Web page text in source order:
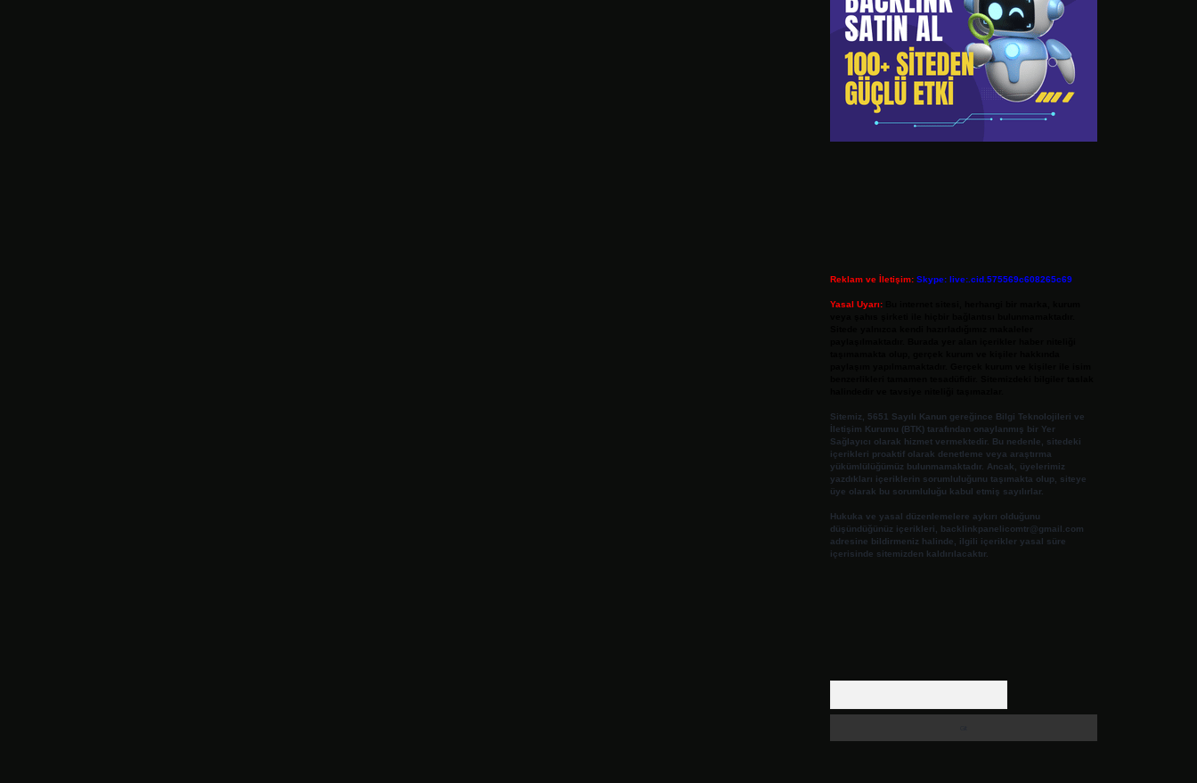
Reklam ve İletişim: Skype: live:.cid.575569c608265c69
Yasal Uyarı:
Sitemiz, 5651 Sayılı Kanun gereğince Bilgi Teknolojileri ve
İletişim Kurumu (BTK) tarafından onaylanmış bir Yer
Sağlayıcı olarak hizmet vermektedir. Bu nedenle, sitedeki
içerikleri proaktif olarak denetleme veya araştırma
yükümlülüğümüz bulunmamaktadır. Ancak, üyelerimiz
yazdıkları içeriklerin sorumluluğunu taşımakta olup, siteye
üye olarak bu sorumluluğu kabul etmiş sayılırlar.
Hukuka ve yasal düzenlemelere aykırı olduğunu
düşündüğünüz içerikleri,
backlinkpanelicomtr@gmail.com
adresine bildirmeniz halinde, ilgili içerikler yasal süre
içerisinde sitemizden kaldırılacaktır.